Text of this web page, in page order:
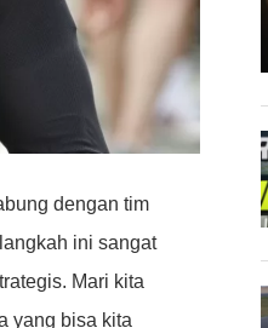
dengan tim
ini sangat
Mari kita
yang bisa kita